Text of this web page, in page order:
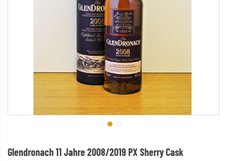
Glendronach 11 Jahre 2008/2019 PX Sherry Cask